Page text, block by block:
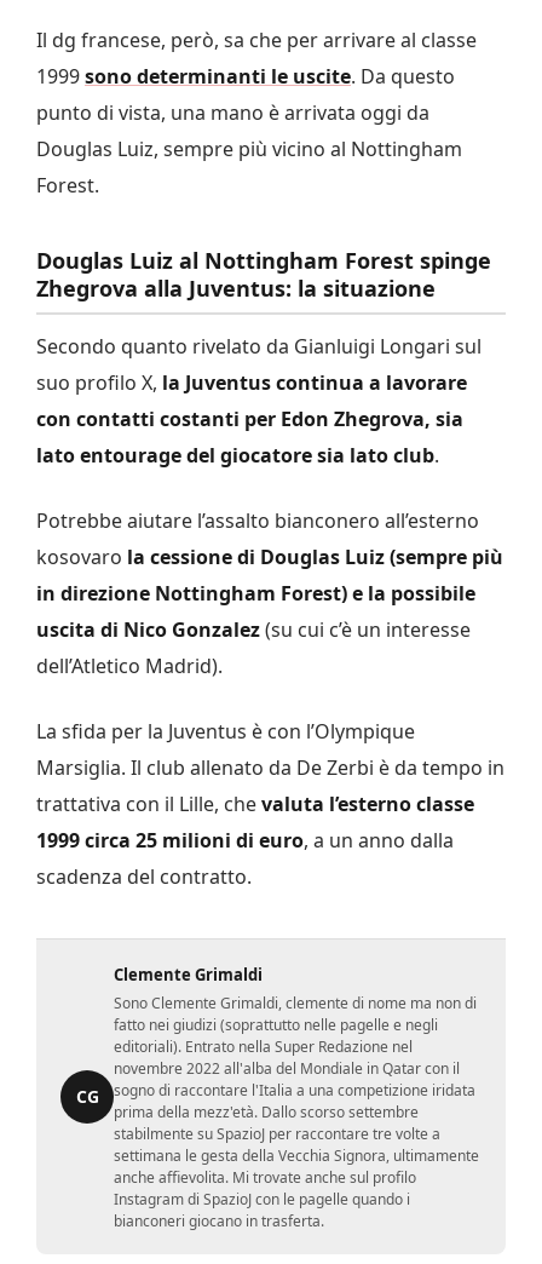
Il dg francese, però, sa che per arrivare al classe
1999sono determinanti le uscite. Da questo
punto di vista, una mano è arrivata oggi da
Douglas Luiz, sempre più vicino al Nottingham
Forest.
Douglas Luiz al Nottingham Forest spinge
Zhegrova alla Juventus: la situazione
Secondo quanto rivelato da Gianluigi Longari sul
suo profilo X, la Juventus continua a lavorare
con contatti costanti per Edon Zhegrova, sia
lato entourage del giocatore sia lato club.
Potrebbe aiutare l’assalto bianconero all’esterno
kosovaro la cessione di Douglas Luiz (sempre più
in direzione Nottingham Forest) e la possibile
uscita di Nico Gonzalez(su cui c’è un interesse
dell’Atletico Madrid).
La sfida per la Juventus è con l’Olympique
Marsiglia. Il club allenato da De Zerbi è da tempo in
trattativa con il Lille, chevaluta l’esterno classe
1999 circa 25 milioni di euro, a un anno dalla
scadenza del contratto.
CG
Clemente Grimaldi
Sono Clemente Grimaldi, clemente di nome ma non di
fatto nei giudizi (soprattutto nelle pagelle e negli
editoriali). Entrato nella Super Redazione nel
novembre 2022 all'alba del Mondiale in Qatar con il
sogno di raccontare l'Italia a una competizione iridata
prima della mezz'età. Dallo scorso settembre
stabilmente su SpazioJ per raccontare tre volte a
settimana le gesta della Vecchia Signora, ultimamente
anche affievolita. Mi trovate anche sul profilo
Instagram di SpazioJ con le pagelle quando i
bianconeri giocano in trasferta.